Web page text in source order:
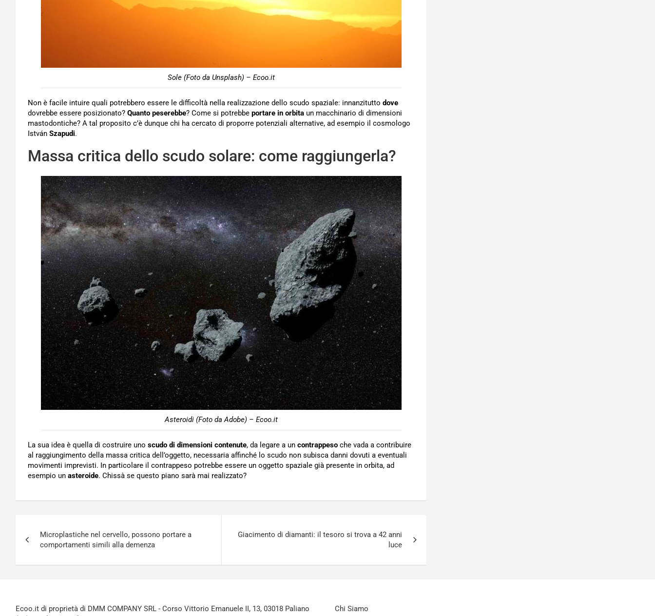
Sole (Foto da Unsplash) – Ecoo.it
Non è facile intuire quali potrebbero essere le difficoltà nella realizzazione dello scudo spaziale: innanzitutto dove
dovrebbe essere posizionato? Quanto peserebbe? Come si potrebbe portare in orbita un macchinario di dimensioni
mastodontiche? A tal proposito c’è dunque chi ha cercato di proporre potenziali alternative, ad esempio il cosmologo
István Szapudi.
Massa critica dello scudo solare: come raggiungerla?
Asteroidi (Foto da Adobe) – Ecoo.it
La sua idea è quella di costruire uno scudo di dimensioni contenute, da legare a un contrappeso che vada a contribuire
al raggiungimento della massa critica dell’oggetto, necessaria affinché lo scudo non subisca danni dovuti a eventuali
movimenti imprevisti. In particolare il contrappeso potrebbe essere un oggetto spaziale già presente in orbita, ad
esempio un asteroide. Chissà se questo piano sarà mai realizzato?
articoli
Microplastiche nel cervello, possono portare a
comportamenti simili alla demenza
Giacimento di diamanti: il tesoro si trova a 42 anni
luce
Ecoo.it di proprietà di DMM COMPANY SRL - Corso Vittorio Emanuele II, 13, 03018 Paliano
Chi Siamo